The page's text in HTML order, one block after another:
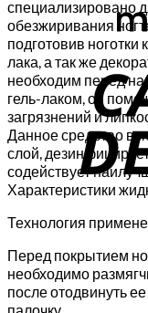
специализировано
обезжиривания
подготовив ноготки
лака, а так же
необходим перед
гель-лаком, он
загрязнений и
Данное средство
слой,
содействует
Характеристики
Технология
Перед покрытием
необходимо
после отодвинуть